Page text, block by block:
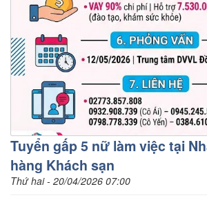
Tuyển gấp 5 nữ làm việc tại
hàng Khách sạn
Thứ hai - 20/04/2026 07:00